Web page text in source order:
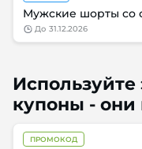
Мужские шорты со
до 31.12.2026
купоны - они
ПРОМОКОД